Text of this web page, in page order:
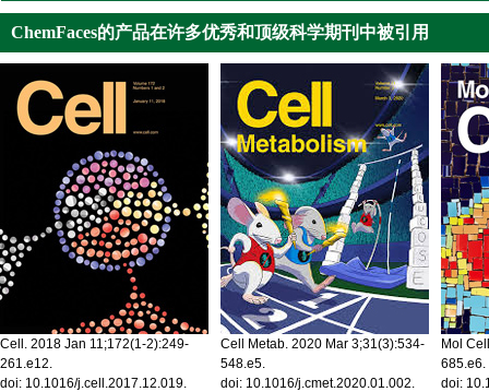
ChemFaces的产品在许多优秀和顶级科学期刊中被引用
Cell. 2018 Jan 11;172(1-2):249-
261.e12.
doi: 10.1016/j.cell.2017.12.019.
Cell Metab. 2020 Mar 3;31(3):534-
548.e5.
doi: 10.1016/j.cmet.2020.01.002.
Mol
685.e6.
doi: